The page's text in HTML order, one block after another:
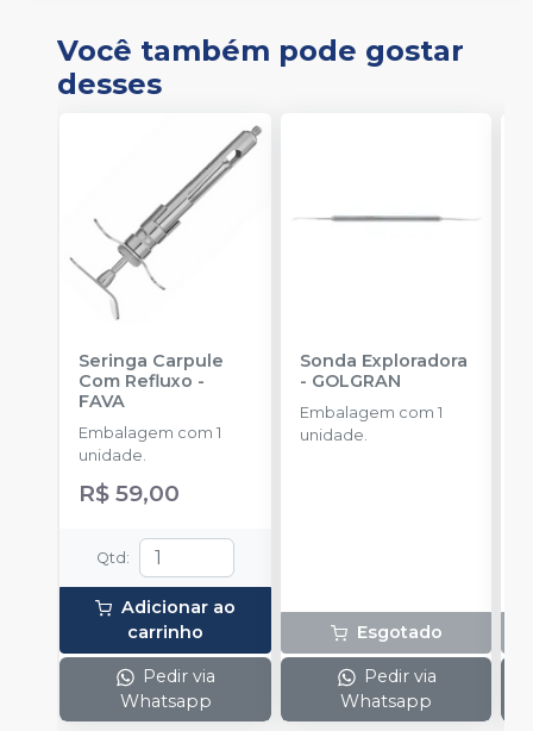
Você também pode gostar
desses
Seringa Carpule
Com Refluxo -
FAVA
Embalagem com 1
unidade.
R$ 59,00
Qtd :
Adicionar ao
carrinho
Pedir via
Whatsapp
Sonda Exploradora
- GOLGRAN
Embalagem com 1
unidade.
Esgotado
Pedir via
Whatsapp